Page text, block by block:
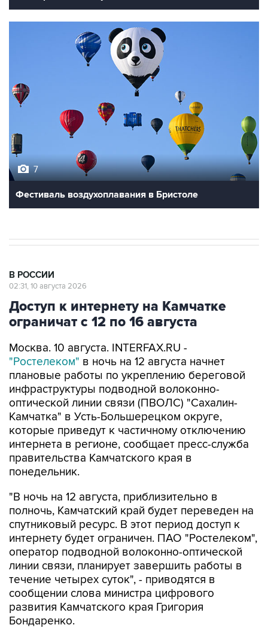
Фестиваль воздухоплавания в Бристоле
Доступ к интернету на Камчатке
ограничат с 12 по 16 августа
Москва. 10 августа. INTERFAX.RU -
плановые работы по укреплению береговой
инфраструктуры подводной волоконно-
оптической линии связи (ПВОЛС) "Сахалин-
Камчатка" в Усть-Большерецком округе,
которые приведут к частичному отключению
интернета в регионе, сообщает пресс-служба
правительства Камчатского края в
понедельник.
"В ночь на 12 августа, приблизительно в
спутниковый ресурс. В этот период доступ к
интернету будет ограничен. ПАО "Ростелеком",
оператор подводной волоконно-оптической
линии связи, планирует завершить работы в
течение четырех суток", - приводятся в
сообщении слова министра цифрового
развития Камчатского края Григория
Бондаренко.
Власти региона предупреждают: когда работы